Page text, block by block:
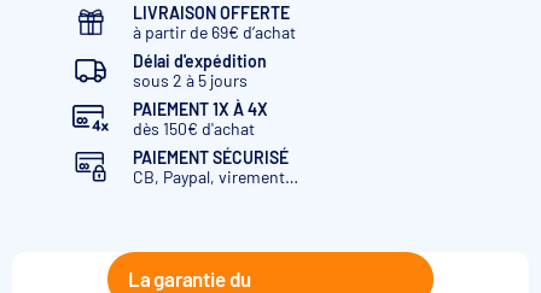
LIVRAISON OFFERTE
à partir de 69€ d’achat
Délai d'expédition
sous 2 à 5 jours
PAIEMENT 1X À 4X
dès 150€ d'achat
PAIEMENT SÉCURISÉ
CB, Paypal, virement…
La garantie du